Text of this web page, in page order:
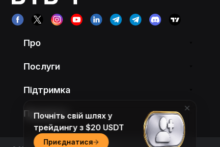
Про
Послуги
Підтримка
Продукти
Почніть свій шлях у
трейдингу з $20 USDT
Приєднатися